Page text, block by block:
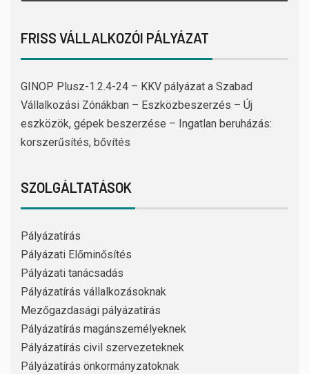
FRISS VÁLLALKOZÓI PÁLYÁZAT
GINOP Plusz-1.2.4-24 – KKV pályázat a Szabad
Vállalkozási Zónákban – Eszközbeszerzés – Új
eszközök, gépek beszerzése – Ingatlan beruházás:
korszerűsítés, bővítés
SZOLGÁLTATÁSOK
Pályázatírás
Pályázati Előminősítés
Pályázati tanácsadás
Pályázatírás vállalkozásoknak
Mezőgazdasági pályázatírás
Pályázatírás magánszemélyeknek
Pályázatírás civil szervezeteknek
Pályázatírás önkormányzatoknak